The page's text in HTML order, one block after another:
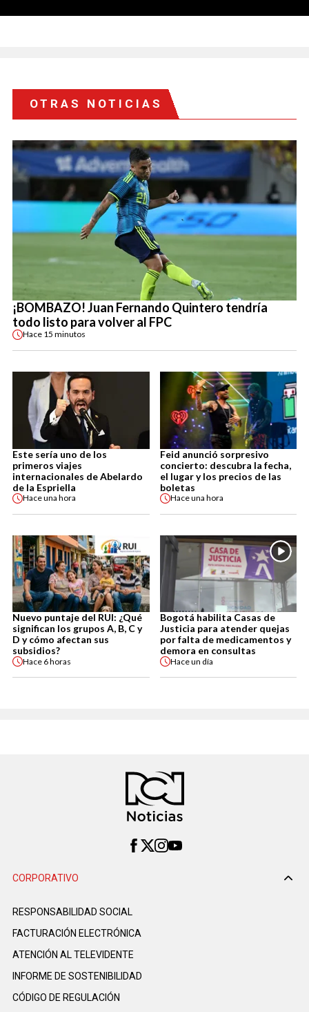
OTRAS NOTICIAS
¡BOMBAZO! Juan Fernando Quintero tendría
todo listo para volver al FPC
Hace 15 minutos
Este sería uno de los
primeros viajes
internacionales de Abelardo
de la Espriella
Haceuna hora
Feid anunció sorpresivo
concierto: descubra la fecha,
el lugar y los precios de las
boletas
Haceuna hora
Nuevo puntaje del RUI: ¿Qué
significan los grupos A, B, C y
D y cómo afectan sus
subsidios?
Hace 6 horas
Bogotá habilita Casas de
Justicia para atender quejas
por falta de medicamentos y
demora en consultas
Haceun día
CORPORATIVO
RESPONSABILIDAD SOCIAL
FACTURACIÓN ELECTRÓNICA
ATENCIÓN AL TELEVIDENTE
INFORME DE SOSTENIBILIDAD
CÓDIGO DE REGULACIÓN